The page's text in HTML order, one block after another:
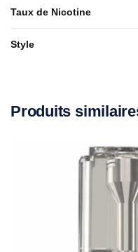
Taux de Nicotine
Style
Produits